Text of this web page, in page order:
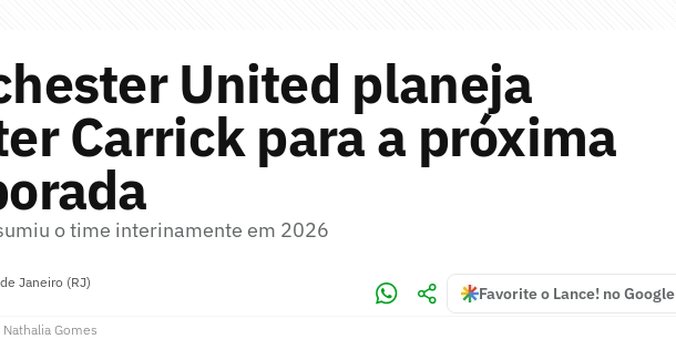
United planeja
Carrick para a próxima
o time interinamente em 2026
Janeiro (RJ)
Favorite o Lance! no Google
Nathalia Gomes